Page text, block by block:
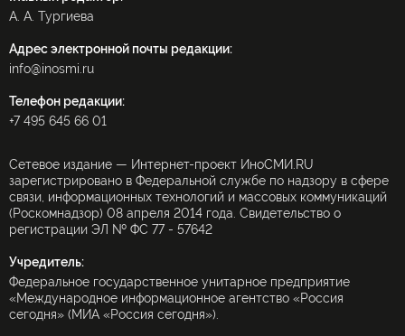
А. А. Тургиева
Адрес электронной почты редакции:
info@inosmi.ru
Телефон редакции:
+7 495 645 66 01
Сетевое издание — Интернет-проект ИноСМИ.RU
зарегистрировано в Федеральной службе по надзору в сфере
связи, информационных технологий и массовых коммуникаций
(Роскомнадзор) 08 апреля 2014 года. Свидетельство о
регистрации ЭЛ № ФС 77 - 57642
Учредитель:
Федеральное государственное унитарное предприятие
«Международное информационное агентство «Россия
сегодня» (МИА «Россия сегодня»).